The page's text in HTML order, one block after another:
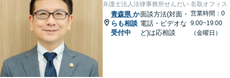
弁護士法人法律事務所せんだい 名取オフィス
青森県 か
らも相談
受付中
面談方法(対面・
電話・ビデオな
ど)は応相談
営業時間：0
9:00~19:00
（金曜日）